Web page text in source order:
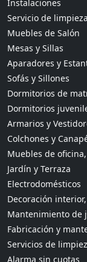
Instalaciones
Servicio de limpieza
Muebles de Salón
Mesas y Sillas
Aparadores y
Sofás y Sillones
Dormitorios de
Dormitorios
Armarios y
Colchones y
Muebles de
Jardín y Terraza
Electrodomésticos
Decoración
Mantenimiento de
Fabricación y
Servicios de
Alarma sin cuotas